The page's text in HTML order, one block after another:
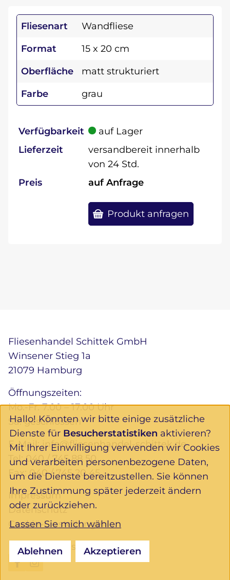
Fliesenart
Wandfliese
Format
15 x 20 cm
Oberfläche
matt strukturiert
Farbe
grau
Verfügbarkeit
auf Lager
Lieferzeit
versandbereit innerhalb
von 24 Std.
Preis
auf Anfrage
Produkt anfragen
Fliesenhandel Schittek GmbH
Winsener Stieg 1a
21079 Hamburg
Öffnungszeiten:
Mo.-Fr. 7.00 – 17.00 Uhr
Sa. geschlossen
E-Mail:info@fliesenhandel-schittek.de
Tel:040 / 745 88 50
Fax: 040 / 745 20 45
Impressum
Datenschutz
Cookie-Einstellungen
Folgen Sie uns:
Hallo! Könnten wir bitte einige zusätzliche
Dienste für Besucherstatistiken aktivieren?
Mit Ihrer Einwilligung verwenden wir Cookies
und verarbeiten personenbezogene Daten,
um die Dienste bereitzustellen. Sie können
Ihre Zustimmung später jederzeit ändern
oder zurückziehen.
Lassen Sie mich wählen
Ablehnen Akzeptieren